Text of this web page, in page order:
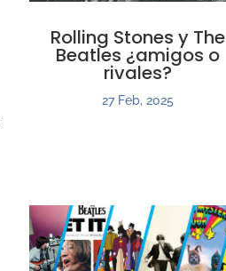
Rolling Stones y The
Beatles ¿amigos o
rivales?
27 Feb, 2025